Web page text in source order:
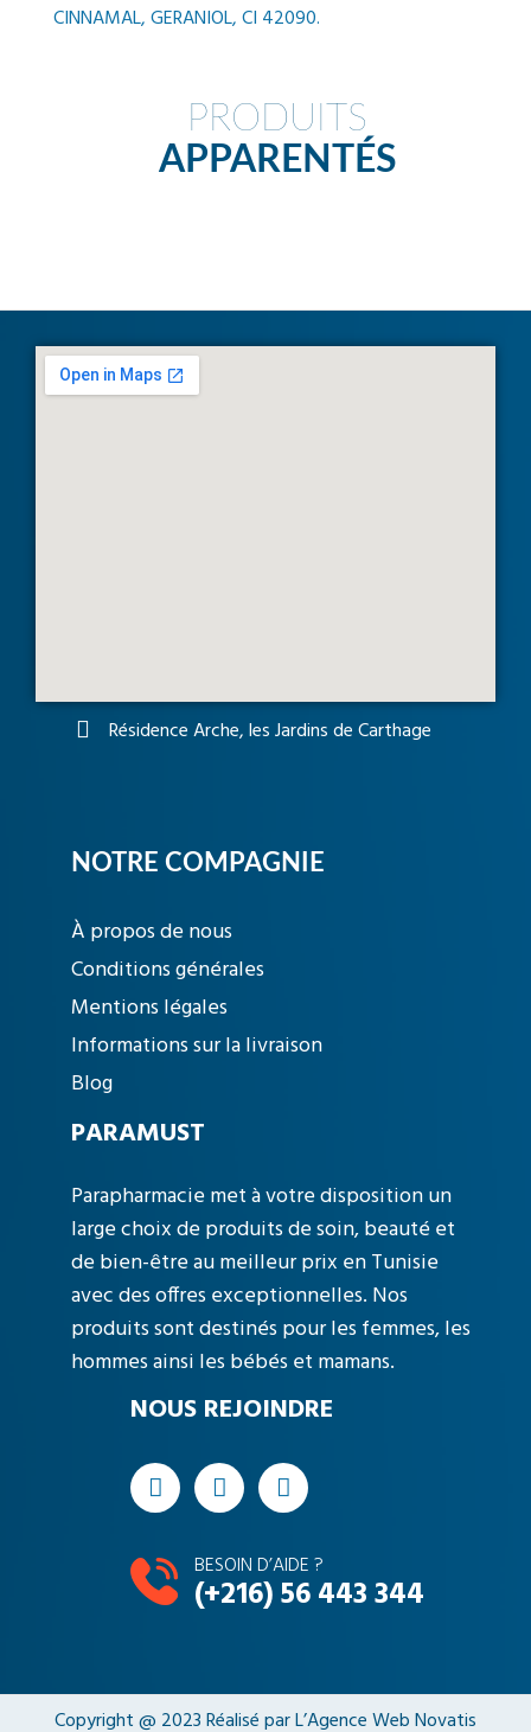
CINNAMAL, GERANIOL, CI 42090.
PRODUITS
APPARENTÉS
Résidence Arche, les Jardins de Carthage
NOTRE COMPAGNIE
À propos de nous
Conditions générales
Mentions légales
Informations sur la livraison
Blog
PARAMUST
Parapharmacie met à votre disposition un
large choix de produits de soin, beauté et
de bien-être au meilleur prix en Tunisie
avec des offres exceptionnelles. Nos
produits sont destinés pour les femmes, les
hommes ainsi les bébés et mamans.
NOUS REJOINDRE
BESOIN D’AIDE ?
(+216) 56 443 344
Copyright @ 2023 Réalisé par L’Agence Web Novatis